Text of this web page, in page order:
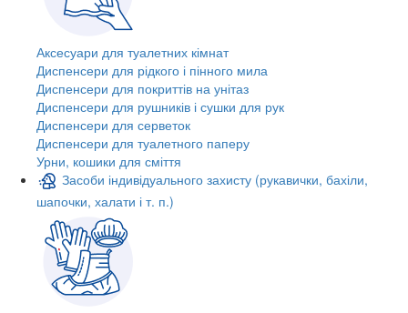
Аксесуари для туалетних кімнат
Диспенсери для рідкого і пінного мила
Диспенсери для покриттів на унітаз
Диспенсери для рушників і сушки для рук
Диспенсери для серветок
Диспенсери для туалетного паперу
Урни, кошики для сміття
Засоби індивідуального захисту (рукавички, бахіли,
шапочки, халати і т. п.)